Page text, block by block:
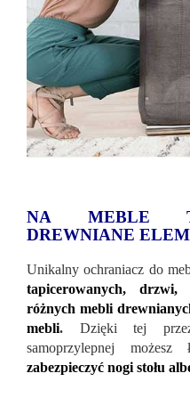
NA MEBLE
DREWNIANE
Unikalny ochraniacz do
tapicerowanych, drzwi,
różnych mebli
mebli. Dzięki tej
samoprzylepnej
zabezpieczyć nogi stołu